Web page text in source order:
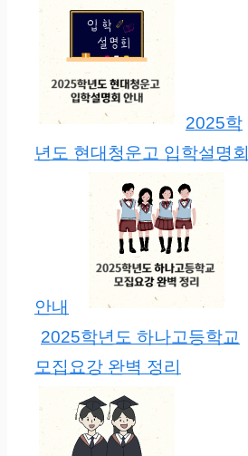
2025학
년도 현대청운고 입학설명회
안내
2025학년도 하나고등학교
모집요강 완벽 정리